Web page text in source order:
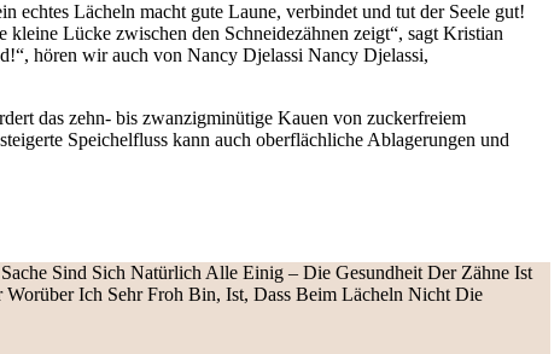
echtes Lächeln macht gute Laune, verbindet und tut der Seele gut!
kleine Lücke zwischen den Schneidezähnen zeigt“, sagt Kristian
hören wir auch von Nancy Djelassi Nancy Djelassi,
das zehn- bis zwanzigminütige Kauen von zuckerfreiem
Speichelfluss kann auch oberflächliche Ablagerungen und
Sind Sich Natürlich Alle Einig – Die Gesundheit Der Zähne Ist
Ich Sehr Froh Bin, Ist, Dass Beim Lächeln Nicht Die